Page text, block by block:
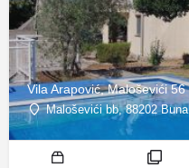
Vila Arapović, Maloševići 56
Maloševići bb, 88202 Buna